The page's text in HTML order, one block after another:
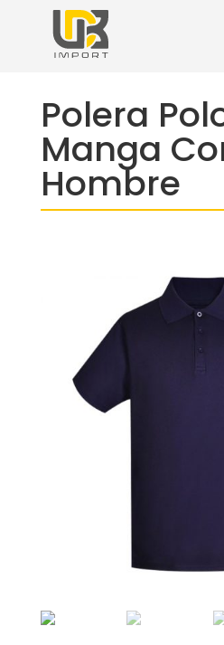
Polera
Manga
Hombre